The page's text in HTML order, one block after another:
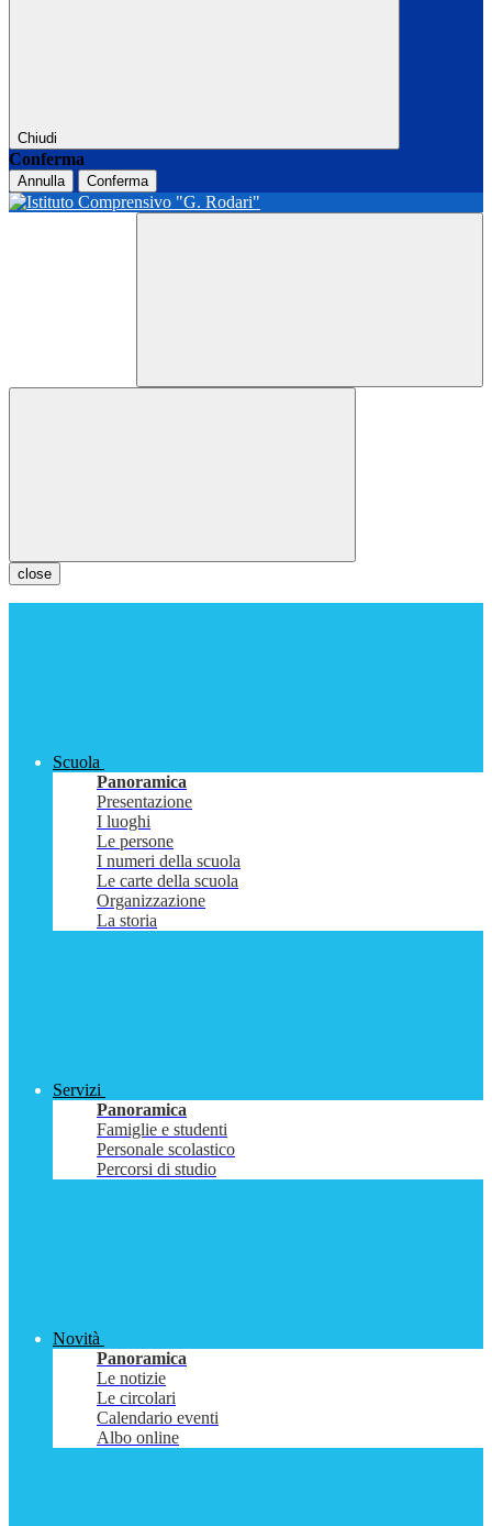
Chiudi
Conferma
Annulla Conferma
close
Scuola
Panoramica
Presentazione
I luoghi
Le persone
I numeri della scuola
Le carte della scuola
Organizzazione
La storia
Servizi
Panoramica
Famiglie e studenti
Personale scolastico
Percorsi di studio
Novità
Panoramica
Le notizie
Le circolari
Calendario eventi
Albo online